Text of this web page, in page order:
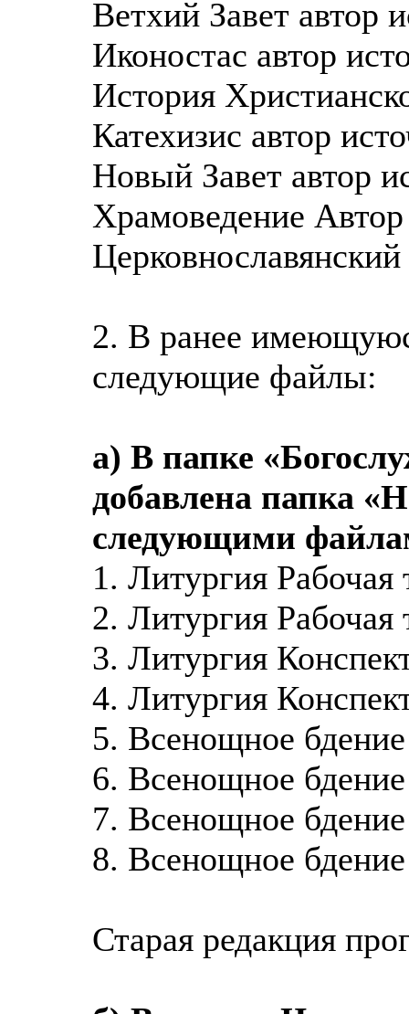
Ветхий Завет автор
Иконостас автор
История
Катехизис автор
Новый Завет автор
Храмоведение
2. В ранее
следующие файлы:
а) В папке
добавлена папка
следующими
1. Литургия Рабочая
2. Литургия Рабочая
3. Литургия
4. Литургия
5. Всенощное
6. Всенощное
7. Всенощное
8. Всенощное
Старая редакция